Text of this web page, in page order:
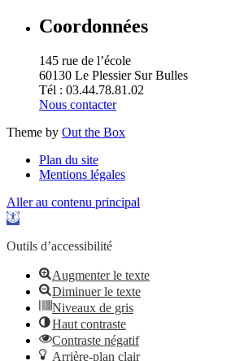
Coordonnées
145 rue de l’école
60130 Le Plessier Sur Bulles
Tél : 03.44.78.81.02
Nous contacter
Theme by Out the Box
Plan du site
Mentions légales
Aller au contenu principal
Ouvrir la barre d’outils
Outils d’accessibilité
Augmenter le texte
Diminuer le texte
Niveaux de gris
Haut contraste
Contraste négatif
Arrière-plan clair